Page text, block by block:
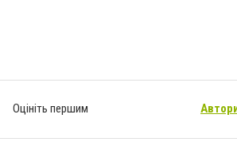
Оцініть першим